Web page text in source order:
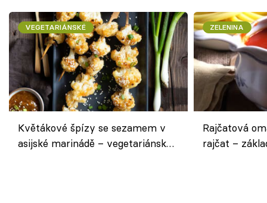
VEGETARIÁNSKÉ
Květákové špízy se sezamem v
asijské marinádě – vegetariánská
ZELENINA
Rajčatová
rajčat –